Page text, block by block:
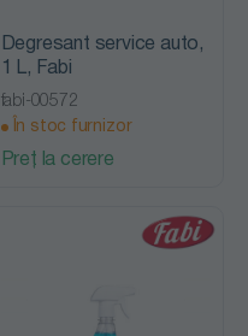
Degresant service auto,
1 L, Fabi
fabi-00572
În stoc furnizor
Preț la cerere